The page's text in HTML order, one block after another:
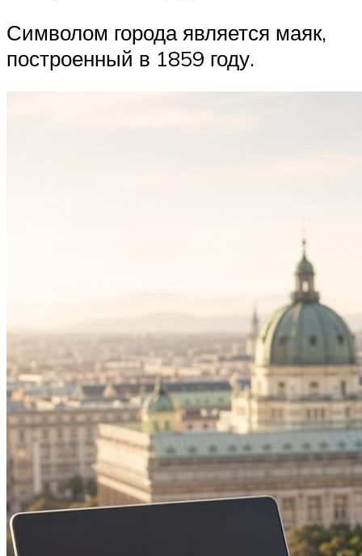
Символом города является маяк,
построенный в 1859 году.